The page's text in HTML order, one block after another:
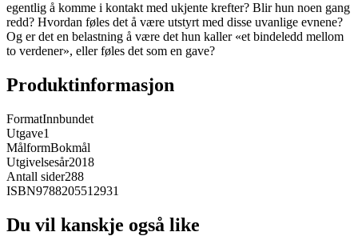
egentlig å komme i kontakt med ukjente krefter? Blir hun noen gang
redd? Hvordan føles det å være utstyrt med disse uvanlige evnene?
Og er det en belastning å være det hun kaller «et bindeledd mellom
to verdener», eller føles det som en gave?
Produktinformasjon
FormatInnbundet
Utgave1
MålformBokmål
Utgivelsesår2018
Antall sider288
ISBN9788205512931
Du vil kanskje også like